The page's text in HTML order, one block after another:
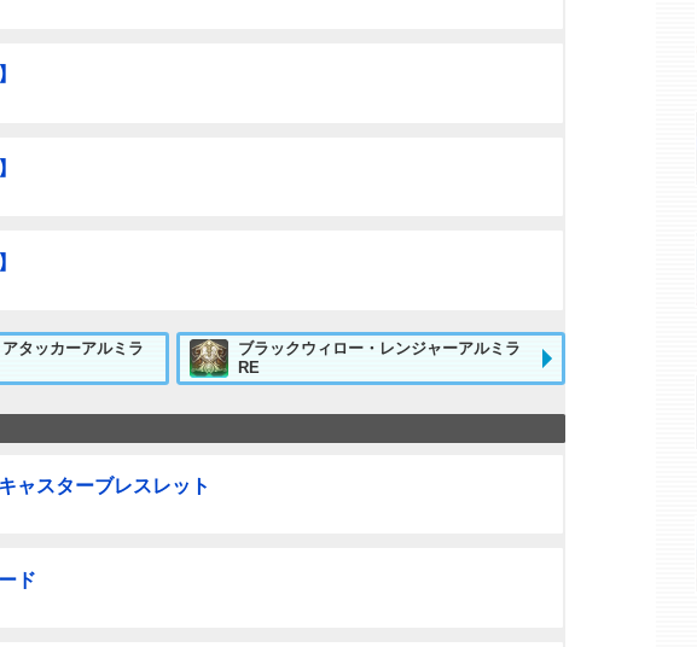
タッカーアルミラ
ブラックウィロー・レンジャーアルミラ
RE
ャスターブレスレット
ド